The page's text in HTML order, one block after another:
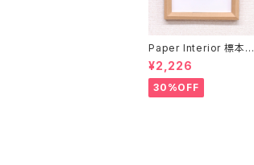
Paper Interior 標本
クジラ specimen wh
ale
¥2,226
30%OFF